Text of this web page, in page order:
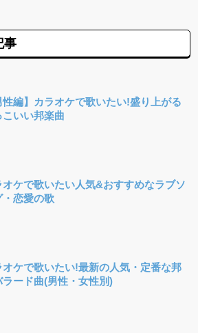
事
性編】カラオケで歌いたい!盛り上がる
こいい邦楽曲
オケで歌いたい人気&おすすめなラブソ
・恋愛の歌
オケで歌いたい!最新の人気・定番な邦
ラード曲(男性・女性別)